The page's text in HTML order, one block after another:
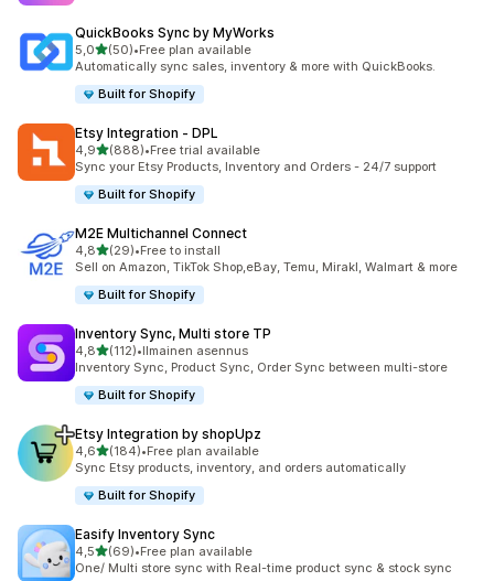
QuickBooks Sync by MyWorks
5,0/ 5 tähteä
(50)
50 arvostelua yhteensä
•Free plan available
Automatically sync sales, inventory & more with QuickBooks.
Built for Shopify
Etsy Integration ‑ DPL
4,9/ 5 tähteä
(888)
888 arvostelua yhteensä
•Free trial available
Sync your Etsy Products, Inventory and Orders - 24/7 support
Built for Shopify
M2E Multichannel Connect
4,8/ 5 tähteä
(29)
29 arvostelua yhteensä
•Free to install
Sell on Amazon, TikTok Shop,eBay, Temu, Mirakl, Walmart & more
Built for Shopify
Inventory Sync, Multi store TP
4,8/ 5 tähteä
(112)
112 arvostelua yhteensä
•Ilmainen asennus
Inventory Sync, Product Sync, Order Sync between multi-store
Built for Shopify
Etsy Integration by shopUpz
4,6/ 5 tähteä
(184)
184 arvostelua yhteensä
•Free plan available
Sync Etsy products, inventory, and orders automatically
Built for Shopify
Easify Inventory Sync
4,5/ 5 tähteä
(69)
69 arvostelua yhteensä
•Free plan available
One/ Multi store sync with Real-time product sync & stock sync